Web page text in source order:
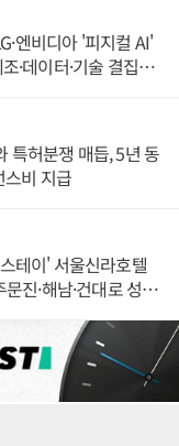
엔비디아 '피지컬 AI'
·데이터·기술 결집
특허분쟁 매듭, 5년 동
스비 지급
테이' 서울신라호텔
진·해남·건대로 성